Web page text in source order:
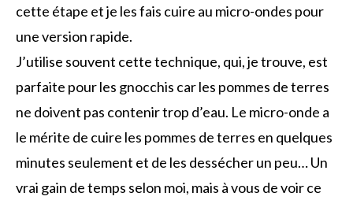
cette étape et je les fais cuire au micro-ondes pour
une version rapide.
J’utilise souvent cette technique, qui, je trouve, est
parfaite pour les gnocchis car les pommes de terres
ne doivent pas contenir trop d’eau. Le micro-onde a
le mérite de cuire les pommes de terres en quelques
minutes seulement et de les dessécher un peu… Un
vrai gain de temps selon moi, mais à vous de voir ce